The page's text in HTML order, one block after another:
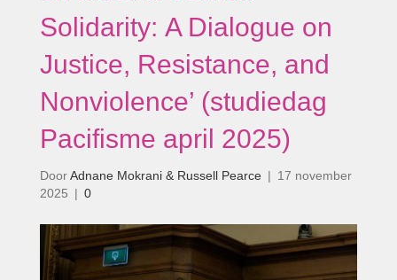
Solidarity: A Dialogue on
Justice, Resistance, and
Nonviolence’ (studiedag
Pacifisme april 2025)
DoorAdnane Mokrani & Russell Pearce | 17 november
2025 | 0